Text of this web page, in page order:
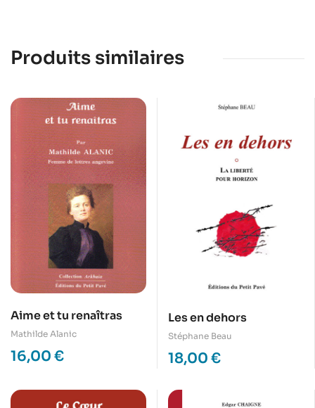
Produits similaires
Aime et tu renaîtras
Mathilde Alanic
16,00 €
Les en dehors
Stéphane Beau
18,00 €